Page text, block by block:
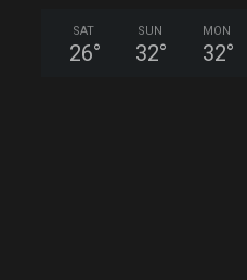
SAT
26°
SUN
32°
MON
32°